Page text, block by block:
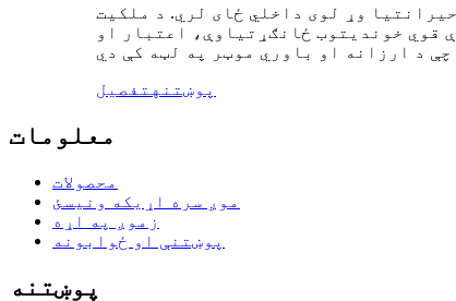
وړ لوی داخلي ځای لري. د ملکیت
قوي خوندیتوب ځانګړتیاوې، اعتبار او
پوښتنه تفصیل
معلومات
محصولات
موږ سره اړیکه ونیسئ
زموږ په اړه
پوښتنې او ځوابونه
پوښتنه